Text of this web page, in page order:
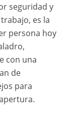
seguridad y
es la
persona hoy
con una
de
para